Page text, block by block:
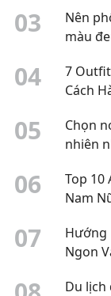
03
Nên
màu
04
7
Cách
Và Dễ
05
Chọn
nhiên
06
Top 10
Nam
07
Hướng
Ngon
Du lịch